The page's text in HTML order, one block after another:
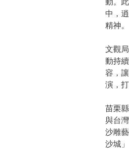
中，
精神。
文觀
動持
容，
演，
苗栗
與台
沙雕
沙城